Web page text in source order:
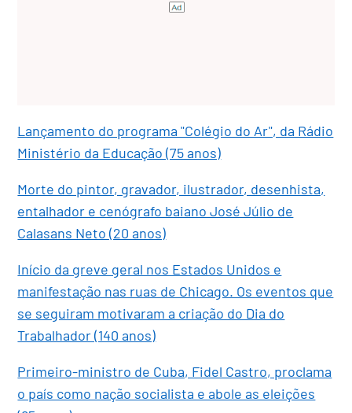
Lançamento do programa "Colégio do Ar", da Rádio
Ministério da Educação (75 anos)
Morte do pintor, gravador, ilustrador, desenhista,
entalhador e cenógrafo baiano José Júlio de
Calasans Neto (20 anos)
Início da greve geral nos Estados Unidos e
manifestação nas ruas de Chicago. Os eventos que
se seguiram motivaram a criação do Dia do
Trabalhador (140 anos)
Primeiro-ministro de Cuba, Fidel Castro, proclama
o país como nação socialista e abole as eleições